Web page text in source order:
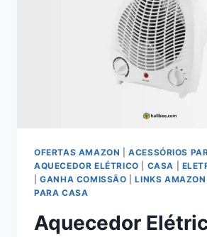
OFERTAS AMAZON |ACESSÓRIOS
AQUECEDOR ELÉTRICO
CASA
|GANHA COMISSÃO |LINKS AMAZON
PARA CASA
Aquecedor